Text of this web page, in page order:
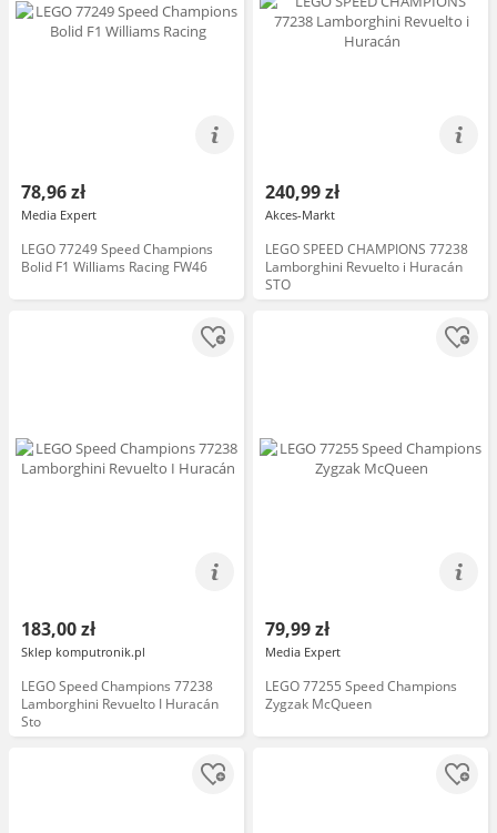
78,96 zł
Media Expert
LEGO 77249 Speed Champions
Bolid F1 Williams Racing FW46
240,99 zł
Akces-Markt
LEGO SPEED CHAMPIONS 77238
Lamborghini Revuelto i Huracán
STO
183,00 zł
Sklep komputronik.pl
LEGO Speed Champions 77238
Lamborghini Revuelto I Huracán
Sto
79,99 zł
Media Expert
LEGO 77255 Speed Champions
Zygzak McQueen